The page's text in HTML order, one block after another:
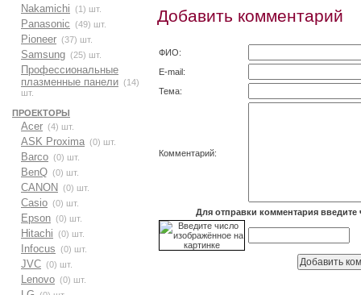
Nakamichi (1) шт.
Panasonic (49) шт.
Pioneer (37) шт.
Samsung (25) шт.
Профессиональные
плазменные панели (14)
шт.
ПРОЕКТОРЫ
Acer (4) шт.
ASK Proxima (0) шт.
Barco (0) шт.
BenQ (0) шт.
CANON (0) шт.
Casio (0) шт.
Epson (0) шт.
Hitachi (0) шт.
Infocus (0) шт.
JVC (0) шт.
Lenovo (0) шт.
Добавить комментарий
ФИО:
E-mail:
Тема:
Комментарий:
Для отправки комментария введите